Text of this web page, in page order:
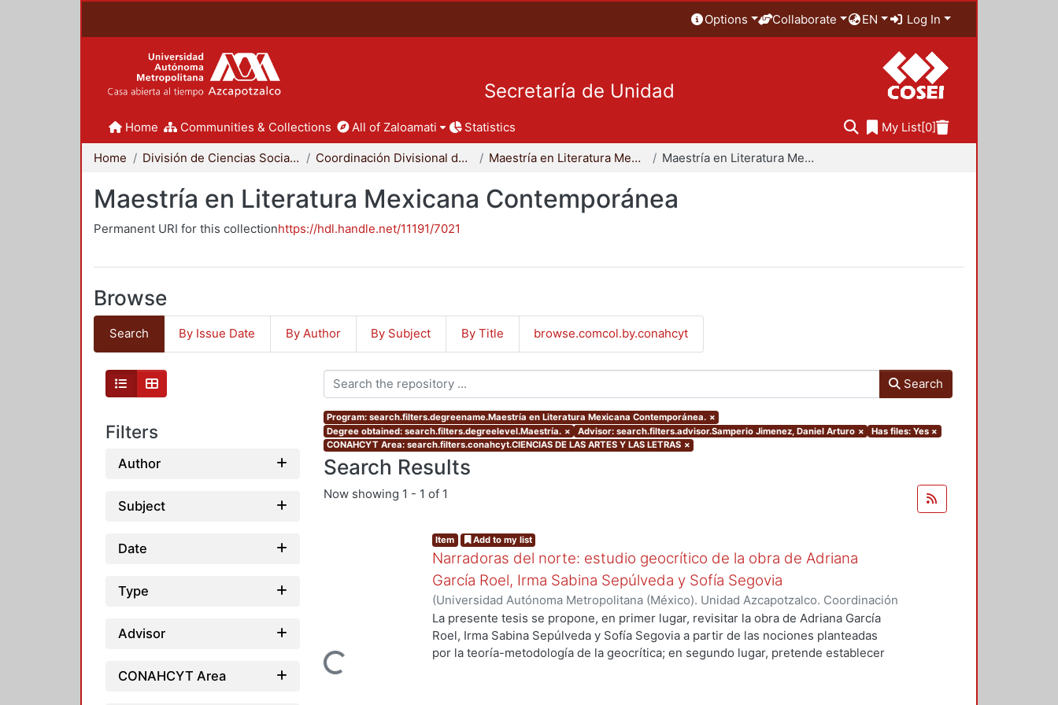
Options Collaborate EN Log In
Secretaría de Unidad
Home Communities & Collections All of Zaloamati Statistics My List[0]
Home División de Ciencias Sociales y Humanidades Coordinación Divisional de Posgrado Maestría en Literatura Mexicana Contemporánea Maestría en Literatura Mexicana Contemporánea
Maestría en Literatura Mexicana Contemporánea
Permanent URI for this collectionhttps://hdl.handle.net/11191/7021
Browse
Search By Issue Date By Author By Subject By Title browse.comcol.by.conahcyt
Filters
Author
Subject
Date
Type
Advisor
CONAHCYT Area
Search
Program: search.filters.degreename.Maestría en Literatura Mexicana Contemporánea. ×
Degree obtained: search.filters.degreelevel.Maestría. × Advisor: search.filters.advisor.Samperio Jimenez, Daniel Arturo × Has files: Yes ×
CONAHCYT Area: search.filters.conahcyt.CIENCIAS DE LAS ARTES Y LAS LETRAS ×
Search Results
Now showing 1 - 1 of 1
Loading...
Item Add to my list
Narradoras del norte: estudio geocrítico de la obra de Adriana
García Roel, Irma Sabina Sepúlveda y Sofía Segovia
(Universidad Autónoma Metropolitana (México). Unidad Azcapotzalco. Coordinación
de Servicios de Información.,2021-01)Monter Arauz, Liza Michelle
La presente tesis se propone, en primer lugar, revisitar la obra de Adriana García
Roel, Irma Sabina Sepúlveda y Sofía Segovia a partir de las nociones planteadas
por la teoría-metodología de la geocrítica; en segundo lugar, pretende establecer